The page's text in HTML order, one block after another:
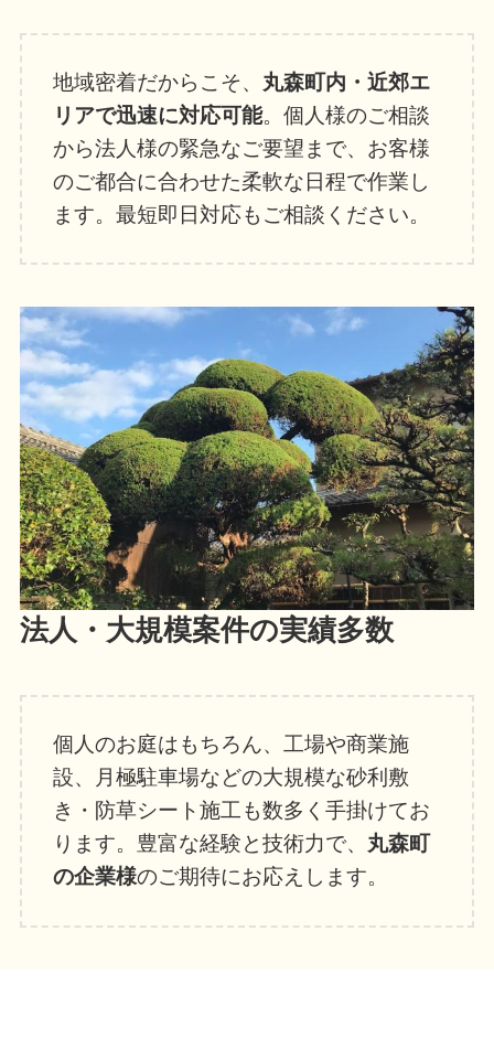
地域密着だからこそ、 丸森町内・近郊エ
リアで迅速に対応可能。個人様のご相談
から法人様の緊急なご要望まで、お客様
のご都合に合わせた柔軟な日程で作業し
ます。最短即日対応もご相談ください。
法人・大規模案件の実績多数
個人のお庭はもちろん、工場や商業施
設、月極駐車場などの大規模な砂利敷
き・防草シート施工も数多く手掛けてお
ります。豊富な経験と技術力で、 丸森町
の企業様のご期待にお応えします。